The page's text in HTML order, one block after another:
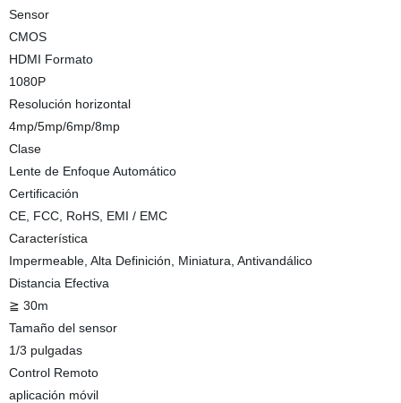
Sensor
CMOS
HDMI Formato
1080P
Resolución horizontal
4mp/5mp/6mp/8mp
Clase
Lente de Enfoque Automático
Certificación
CE, FCC, RoHS, EMI / EMC
Característica
Impermeable, Alta Definición, Miniatura, Antivandálico
Distancia Efectiva
≧ 30m
Tamaño del sensor
1/3 pulgadas
Control Remoto
aplicación móvil